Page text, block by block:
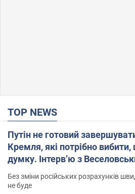
TOP NEWS
Путін не готовий
Кремля, які потрібно
думку. Інтерв’ю з
Без зміни російських розрахунків
не буде